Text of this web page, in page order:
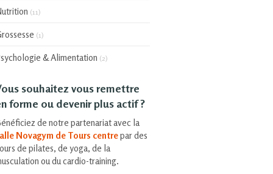
(11)
(1)
& Alimentation (2)
souhaitez vous remettre
forme ou devenir plus actif ?
de notre partenariat avec la
Novagym de Tours centrepar des
de pilates, de yoga, de la
ou du cardio-training.